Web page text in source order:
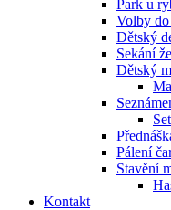
Park u
Volby do
Dětský
Sekání
Dětský
Pálení
Stavění
Kontakt